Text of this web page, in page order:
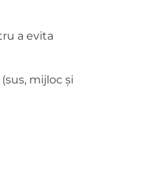
a evita
mijloc și